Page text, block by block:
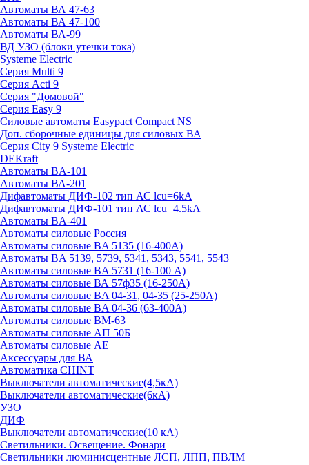
Автоматы ВА 47-63
Автоматы ВА 47-100
Автоматы ВА-99
ВД УЗО (блоки утечки тока)
Systeme Electric
Серия Multi 9
Серия Acti 9
Серия "Домовой"
Серия Easy 9
Силовые автоматы Easypact Compact NS
Доп. сборочные единицы для силовых ВА
Серия City 9 Systeme Electric
DEKraft
Автоматы BA-101
Автоматы ВА-201
Дифавтоматы ДИФ-102 тип АС lcu=6kA
Дифавтоматы ДИФ-101 тип АС lcu=4.5kA
Автоматы BA-401
Автоматы силовые Россия
Автоматы силовые BA 5135 (16-400А)
Автоматы BA 5139, 5739, 5341, 5343, 5541, 5543
Автоматы силовые BA 5731 (16-100 А)
Автоматы силовые ВА 57ф35 (16-250А)
Автоматы силовые BA 04-31, 04-35 (25-250А)
Автоматы силовые BA 04-36 (63-400А)
Автоматы силовые ВМ-63
Автоматы силовые АП 50Б
Автоматы силовые АЕ
Аксессуары для ВА
Автоматика CHINT
Выключатели автоматические(4,5кА)
Выключатели автоматические(6кА)
УЗО
ДИФ
Выключатели автоматические(10 кА)
Светильники. Освещение. Фонари
Светильники люминисцентные ЛСП, ЛПП, ПВЛМ